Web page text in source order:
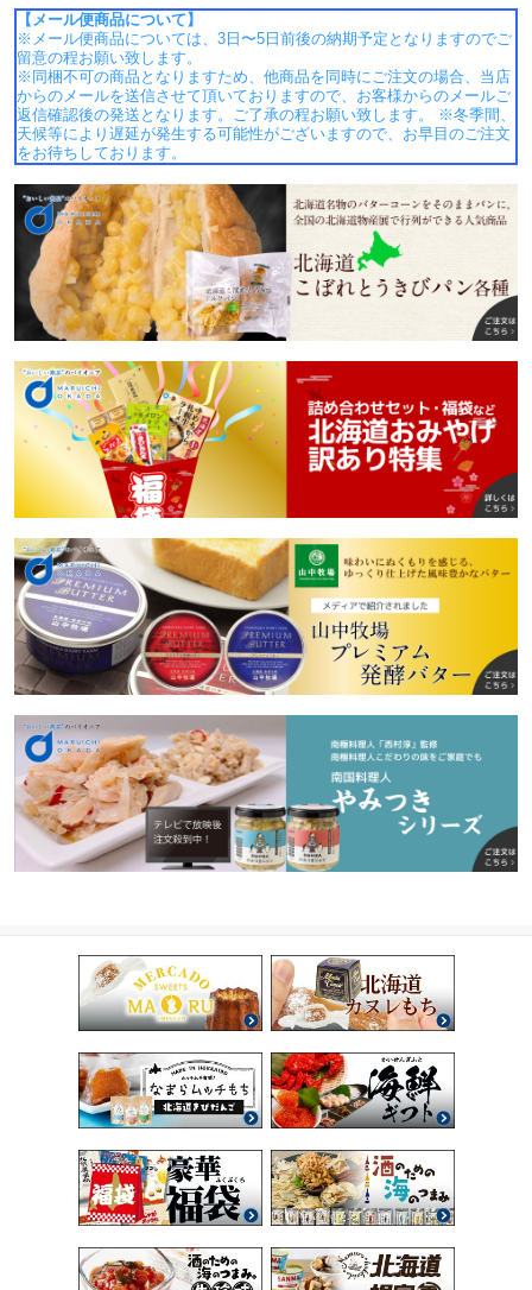
【メール便商品について】
※メール便商品については、3日〜5日前後の納期予定となりますのでご
留意の程お願い致します。
※同梱不可の商品となりますため、他商品を同時にご注文の場合、当店
からのメールを送信させて頂いておりますので、お客様からのメールご
返信確認後の発送となります。ご了承の程お願い致します。 ※冬季間、
天候等により遅延が発生する可能性がございますので、お早目のご注文
をお待ちしております。